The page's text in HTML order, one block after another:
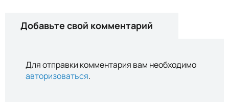
Добавьте свой комментарий
Для отправки комментария вам необходимо
авторизоваться.